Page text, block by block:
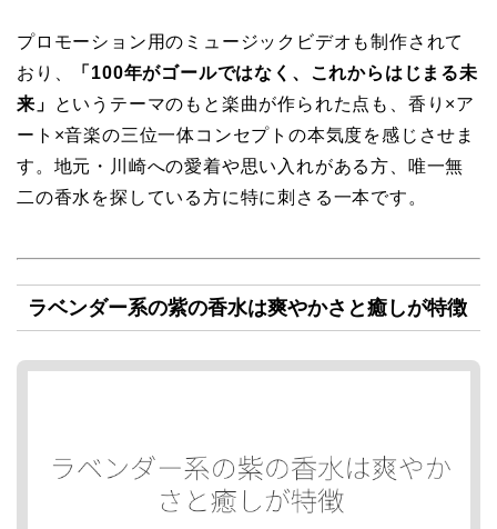
プロモーション用のミュージックビデオも制作されて
おり、
「100年がゴールではなく、これからはじまる未
来」
というテーマのもと楽曲が作られた点も、香り×ア
ート×音楽の三位一体コンセプトの本気度を感じさせま
す。地元・川崎への愛着や思い入れがある方、唯一無
二の香水を探している方に特に刺さる一本です。
ラベンダー系の紫の香水は爽やかさと癒しが特徴